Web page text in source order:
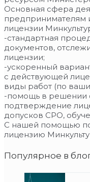
Основная сфера
предпринимателям
лицензии
-стандартная
документов,
лицензии;
-ускоренный
с действующей
виды работ (по
-помощь в решении
подтверждение
допусков СРО,
С нашей помощью
лицензию
Популярное в